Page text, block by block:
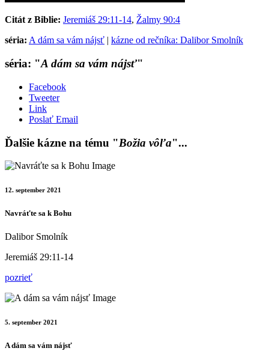
Citát z Biblie: Jeremiáš 29:11-14, Žalmy 90:4
séria: A dám sa vám nájsť | kázne od rečníka: Dalibor Smolník
séria: "A dám sa vám nájsť"
Facebook
Tweeter
Link
Poslať Email
Ďalšie kázne na tému "Božia vôľa"...
12. september 2021
Navráťte sa k Bohu
Dalibor Smolník
Jeremiáš 29:11-14
pozrieť
5. september 2021
A dám sa vám nájsť